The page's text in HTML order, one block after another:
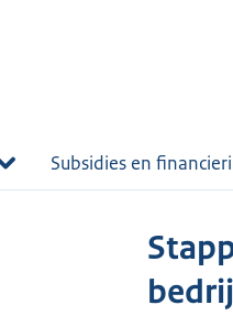
Subsidies en